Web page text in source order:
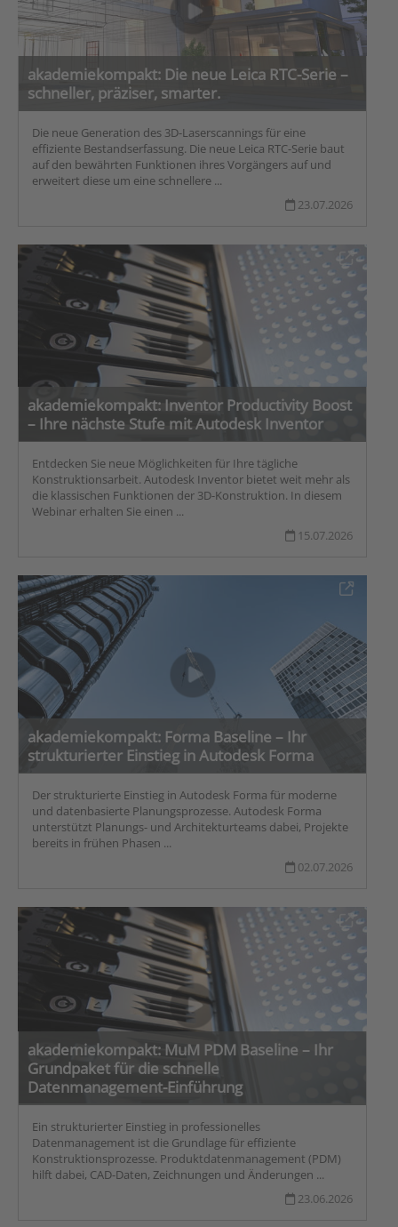
akademiekompakt: Die neue Leica RTC-Serie –
schneller, präziser, smarter.
Die neue Generation des 3D-Laserscannings für eine
effiziente Bestandserfassung. Die neue Leica RTC-Serie baut
auf den bewährten Funktionen ihres Vorgängers auf und
erweitert diese um eine schnellere ...
23.07.2026
akademiekompakt: Inventor Productivity Boost
– Ihre nächste Stufe mit Autodesk Inventor
Entdecken Sie neue Möglichkeiten für Ihre tägliche
Konstruktionsarbeit. Autodesk Inventor bietet weit mehr als
die klassischen Funktionen der 3D-Konstruktion. In diesem
Webinar erhalten Sie einen ...
15.07.2026
akademiekompakt: Forma Baseline – Ihr
strukturierter Einstieg in Autodesk Forma
Der strukturierte Einstieg in Autodesk Forma für moderne
und datenbasierte Planungsprozesse. Autodesk Forma
unterstützt Planungs- und Architekturteams dabei, Projekte
bereits in frühen Phasen ...
02.07.2026
akademiekompakt: MuM PDM Baseline – Ihr
Grundpaket für die schnelle
Datenmanagement-Einführung
Ein strukturierter Einstieg in professionelles
Datenmanagement ist die Grundlage für effiziente
Konstruktionsprozesse. Produktdatenmanagement (PDM)
hilft dabei, CAD-Daten, Zeichnungen und Änderungen ...
23.06.2026